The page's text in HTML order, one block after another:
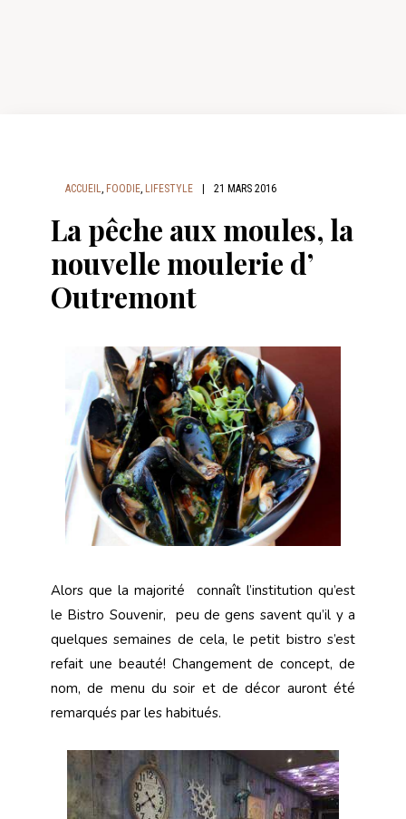
ACCUEIL, FOODIE, LIFESTYLE 21 MARS 2016
La pêche aux moules, la
nouvelle moulerie d’
Outremont
Alors que la majorité connaît l’institution qu’est
le Bistro Souvenir, peu de gens savent qu’il y a
quelques semaines de cela, le petit bistro s’est
refait une beauté! Changement de concept, de
nom, de menu du soir et de décor auront été
remarqués par les habitués.